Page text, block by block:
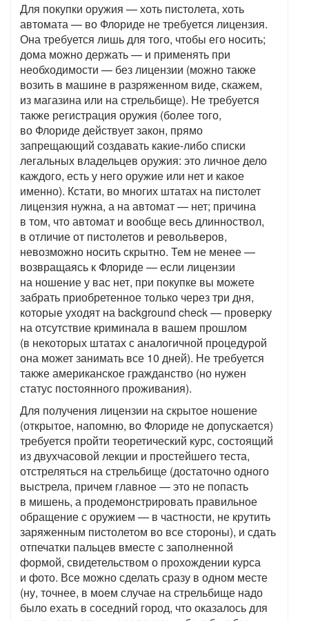
Для покупки оружия — хоть пистолета, хоть
автомата — во Флориде не требуется лицензия.
Она требуется лишь для того, чтобы его носить;
дома можно держать — и применять при
необходимости — без лицензии (можно также
возить в машине в разряженном виде, скажем,
из магазина или на стрельбище). Не требуется
также регистрация оружия (более того,
во Флориде действует закон, прямо
запрещающий создавать какие-либо списки
легальных владельцев оружия: это личное дело
каждого, есть у него оружие или нет и какое
именно). Кстати, во многих штатах на пистолет
лицензия нужна, а на автомат — нет; причина
в том, что автомат и вообще весь длинноствол,
в отличие от пистолетов и револьверов,
невозможно носить скрытно. Тем не менее —
возвращаясь к Флориде — если лицензии
на ношение у вас нет, при покупке вы можете
забрать приобретенное только через три дня,
которые уходят на background check — проверку
на отсутствие криминала в вашем прошлом
(в некоторых штатах с аналогичной процедурой
она может занимать все 10 дней). Не требуется
также американское гражданство (но нужен
статус постоянного проживания).
Для получения лицензии на скрытое ношение
(открытое, напомню, во Флориде не допускается)
требуется пройти теоретический курс, состоящий
из двухчасовой лекции и простейшего теста,
отстреляться на стрельбище (достаточно одного
выстрела, причем главное — это не попасть
в мишень, а продемонстрировать правильное
обращение с оружием — в частности, не крутить
заряженным пистолетом во все стороны), и сдать
отпечатки пальцев вместе с заполненной
формой, свидетельством о прохождении курса
и фото. Все можно сделать сразу в одном месте
(ну, точнее, в моем случае на стрельбище надо
было ехать в соседний город, что оказалось для